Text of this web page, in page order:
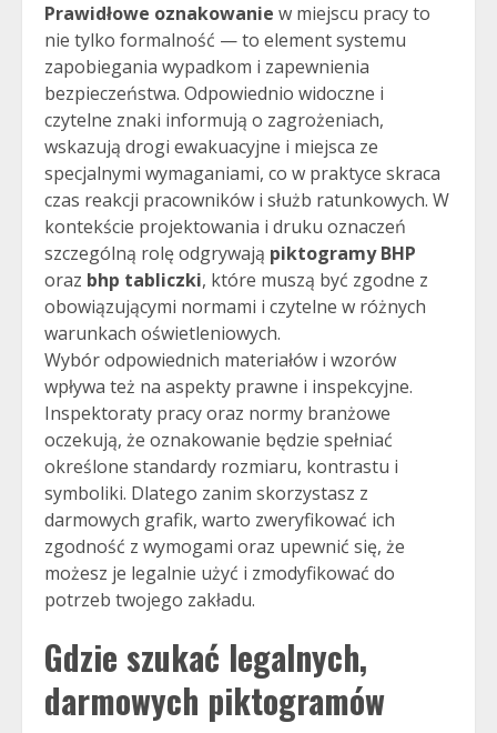
Prawidłowe oznakowanie w miejscu pracy to
nie tylko formalność — to element systemu
zapobiegania wypadkom i zapewnienia
bezpieczeństwa. Odpowiednio widoczne i
czytelne znaki informują o zagrożeniach,
wskazują drogi ewakuacyjne i miejsca ze
specjalnymi wymaganiami, co w praktyce skraca
czas reakcji pracowników i służb ratunkowych. W
kontekście projektowania i druku oznaczeń
szczególną rolę odgrywają piktogramy BHP
oraz bhp tabliczki, które muszą być zgodne z
obowiązującymi normami i czytelne w różnych
warunkach oświetleniowych.
Wybór odpowiednich materiałów i wzorów
wpływa też na aspekty prawne i inspekcyjne.
Inspektoraty pracy oraz normy branżowe
oczekują, że oznakowanie będzie spełniać
określone standardy rozmiaru, kontrastu i
symboliki. Dlatego zanim skorzystasz z
darmowych grafik, warto zweryfikować ich
zgodność z wymogami oraz upewnić się, że
możesz je legalnie użyć i zmodyfikować do
potrzeb twojego zakładu.
Gdzie szukać legalnych,
darmowych piktogramów